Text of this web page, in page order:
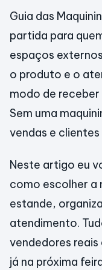
Guia das
partida para
espaços
o produto e o
modo de
Sem uma
vendas e
Neste artigo eu
como escolher a
estande,
atendimento.
vendedores
já na próxima